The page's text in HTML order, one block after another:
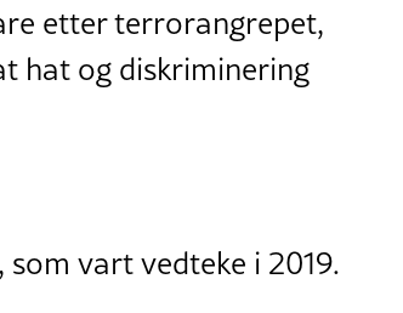
etter terrorangrepet,
hat og diskriminering
vart vedteke i 2019.